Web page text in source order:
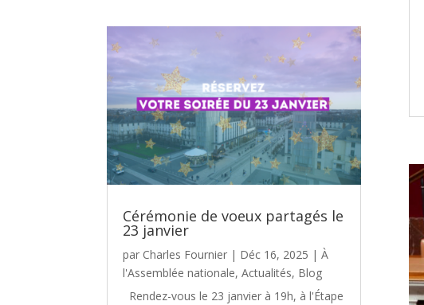
Cérémonie de voeux partagés le
23 janvier
par Charles Fournier | Déc 16, 2025 |À
l'Assemblée nationale,Actualités, Blog
Rendez-vous le 23 janvier à 19h, à l'Étape